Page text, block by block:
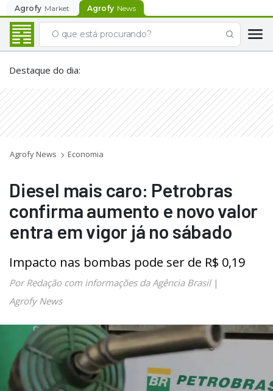
Agrofy Market Agrofy News
Destaque do dia:
Agrofy News Economia
Diesel mais caro: Petrobras
confirma aumento e novo valor
entra em vigor já no sábado
Impacto nas bombas pode ser de R$ 0,19
Por Redação com informações da Agência Brasil|
Agrofy News